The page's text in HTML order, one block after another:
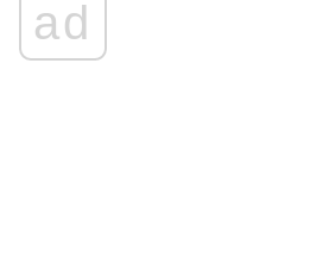
ad